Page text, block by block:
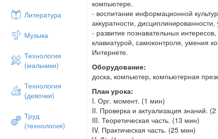
Литература
Музыка
Технология
(мальчики)
Технология
(девочки)
Труд
(технология)
компьютере.
- воспитание информационной
аккуратности, дисциплинированности,
- развитие познавательных
клавиатурой, самоконтроля, умения
Интернете.
Оборудование:
доска, компьютер, компьютерная
План урока:
I. Орг. момент. (1 мин)
II. Проверка и актуализация знаний.
III. Теоретическая часть. (13 мин)
IV. Практическая часть. (25 мин)